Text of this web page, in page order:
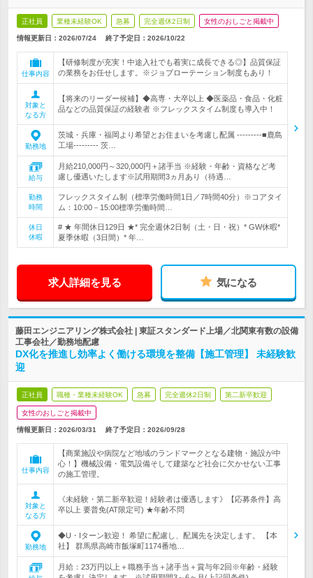
正社員 業種未経験OK 急募 完全週休2日制 女性のおしごと掲載中
情報更新日：2026/07/24 終了予定日： 2026/10/22
仕事内容
【研修制度が充実！中途入社でも着実に成長できる◎】品質保証
の業務をお任せします。※ジョブローテーション制度もあり！
対象と
なる方
【将来のリーダー候補】◆高専・大卒以上 ◆医薬品・食品・化粧
品などの品質保証の経験者 ※フレックスタイム制度も導入中！
勤務地
茨城・兵庫・福岡より希望とお住まいを考慮し配属 ---------■鹿島
工場--------- 茨…
給与
月給210,000円～320,000円＋諸手当 ※経験・年齢・資格など考
慮し優遇いたします※試用期間3ヵ月あり（待遇…
勤務
時間
フレックスタイム制（標準労働時間1日／7時間40分）※コアタイ
ム：10:00－15:00標準労働時間…
休日
休暇
# ★ 年間休日129日 ★* 完全週休2日制（土・日・祝）* GW休暇*
夏季休暇（3日間）* 年…
求人詳細を見る 気になる
藤田エンジニアリング株式会社 | 東証スタンダード上場／北関東有数の設備
工事会社／勤務地配慮
DX化を推進し効率よく働ける環境を整備【施工管理】 未経験歓
迎
正社員 職種・業種未経験OK 急募 完全週休2日制 第二新卒歓迎
女性のおしごと掲載中
情報更新日：2026/03/31 終了予定日： 2026/09/28
仕事内容
【商業施設や病院など地域のランドマークとなる建物・施設が中
心！】機械設備・電気設備そして建築など社会に欠かせない工事
の施工管理。
対象と
なる方
《未経験・第二新卒歓迎！経験者は優遇します》【応募条件】高
卒以上 要普免(AT限定可) ★年齢不問
勤務地
◆U・Iターン歓迎！ 希望に配慮し、配属先を決定します。 【本
社】 群馬県高崎市飯塚町1174番地…
月給：23万円以上＋職務手当＋諸手当＋賞与年2回※年齢・経験